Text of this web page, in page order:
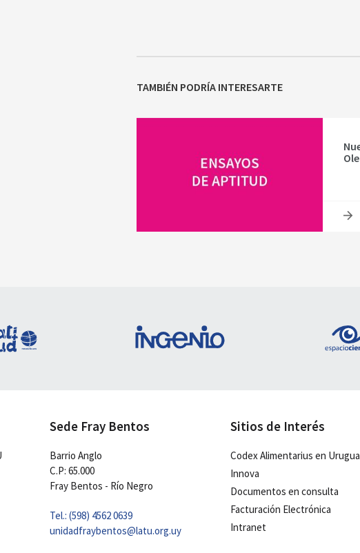
TAMBIÉN PODRÍA INTERESARTE
Sede Fray Bentos
Barrio Anglo
C.P: 65.000
Fray Bentos - Río Negro
Tel.: (598) 4562 0639
unidadfraybentos@latu.org.uy
Sitios de Interés
Codex Alimentarius en
Innova
Documentos en consulta
Facturación Electrónica
Intranet